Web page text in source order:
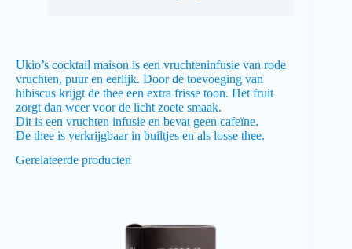
Ukio’s cocktail maison is een vruchteninfusie van rode
vruchten, puur en eerlijk. Door de toevoeging van
hibiscus krijgt de thee een extra frisse toon. Het fruit
zorgt dan weer voor de licht zoete smaak.
Dit is een vruchten infusie en bevat geen cafeïne.
De thee is verkrijgbaar in builtjes en als losse thee.
Gerelateerde producten